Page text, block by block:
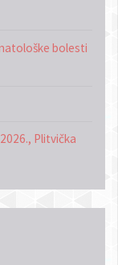
bolesti
Plitvička